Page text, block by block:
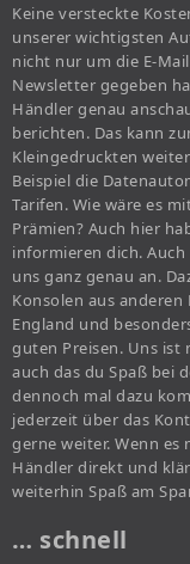
Keine versteckte
unserer wichtigsten
nicht nur um die E-
Newsletter gegeben
Händler genau
berichten. Das kann
Kleingedruckten
Beispiel die
Tarifen. Wie wäre es
Prämien? Auch hier
informieren dich. Auch
uns ganz genau an.
Konsolen aus
England und
guten Preisen. Uns ist
auch das du Spaß bei
dennoch mal dazu
jederzeit über das
gerne weiter. Wenn
Händler direkt und
weiterhin Spaß am
… schnell